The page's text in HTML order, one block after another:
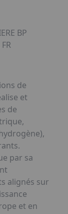
BP
de
et
de
par sa
alignés sur
et en